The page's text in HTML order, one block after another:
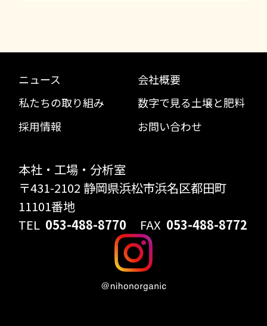
ニュース
会社概要
私たちの取り組み
数字で見る土壌と肥料
採用情報
お問い合わせ
本社・工場・分析室
〒431-2102 静岡県浜松市浜名区都田町
11101番地
TEL 053-488-8770 FAX 053-488-8772